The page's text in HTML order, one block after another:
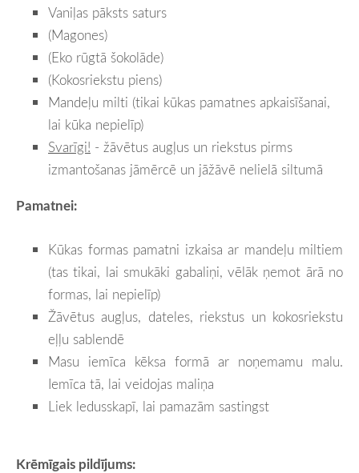
Vaniļas pāksts saturs
(Magones)
(Eko rūgtā šokolāde)
(Kokosriekstu piens)
Mandeļu milti (tikai kūkas pamatnes apkaisīšanai,
lai kūka nepielīp)
Svarīgi! - žāvētus augļus un riekstus pirms
izmantošanas jāmērcē un jāžāvē nelielā siltumā
Pamatnei:
Kūkas formas pamatni izkaisa ar mandeļu miltiem
(tas tikai, lai smukāki gabaliņi, vēlāk ņemot ārā no
formas, lai nepielīp)
Žāvētus augļus, dateles, riekstus un kokosriekstu
eļļu sablendē
Masu iemīca kēksa formā ar noņemamu malu.
Iemīca tā, lai veidojas maliņa
Liek ledusskapī, lai pamazām sastingst
Krēmīgais pildījums: